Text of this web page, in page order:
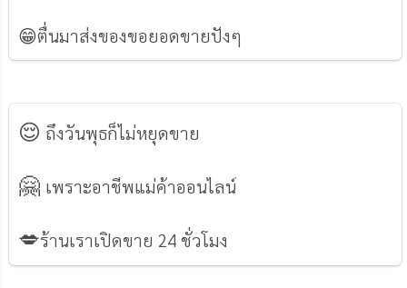
😁ตื่นมาส่งของขอยอดขายปังๆ
😌 ถึงวันพุธก็ไม่หยุดขาย
🤗 เพราะอาชีพแม่ค้าออนไลน์
💋ร้านเราเปิดขาย 24 ชั่วโมง